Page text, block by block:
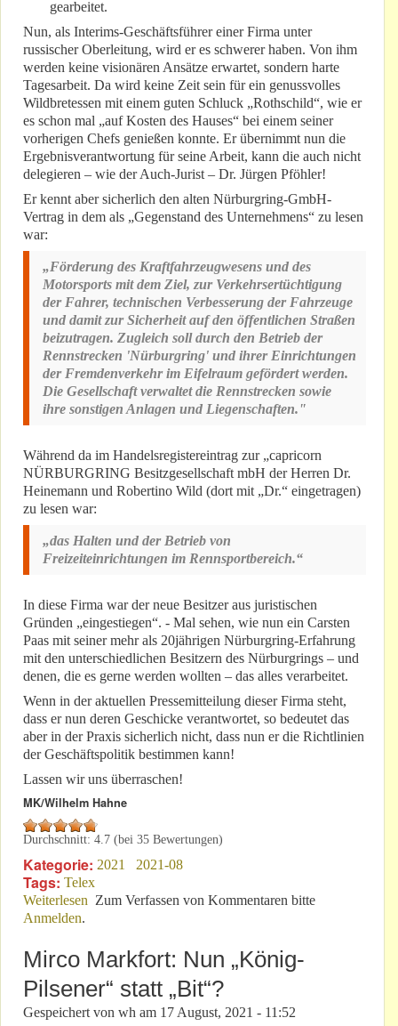
gearbeitet.
Nun, als Interims-Geschäftsführer einer Firma unter
russischer Oberleitung, wird er es schwerer haben. Von ihm
werden keine visionären Ansätze erwartet, sondern harte
Tagesarbeit. Da wird keine Zeit sein für ein genussvolles
Wildbretessen mit einem guten Schluck „Rothschild“, wie er
es schon mal „auf Kosten des Hauses“ bei einem seiner
vorherigen Chefs genießen konnte. Er übernimmt nun die
Ergebnisverantwortung für seine Arbeit, kann die auch nicht
delegieren – wie der Auch-Jurist – Dr. Jürgen Pföhler!
Er kennt aber sicherlich den alten Nürburgring-GmbH-
Vertrag in dem als „Gegenstand des Unternehmens“ zu lesen
war:
„Förderung des Kraftfahrzeugwesens und des
Motorsports mit dem Ziel, zur Verkehrsertüchtigung
der Fahrer, technischen Verbesserung der Fahrzeuge
und damit zur Sicherheit auf den öffentlichen Straßen
beizutragen. Zugleich soll durch den Betrieb der
Rennstrecken 'Nürburgring' und ihrer Einrichtungen
der Fremdenverkehr im Eifelraum gefördert werden.
Die Gesellschaft verwaltet die Rennstrecken sowie
ihre sonstigen Anlagen und Liegenschaften."
Während da im Handelsregistereintrag zur „capricorn
NÜRBURGRING Besitzgesellschaft mbH der Herren Dr.
Heinemann und Robertino Wild (dort mit „Dr.“ eingetragen)
zu lesen war:
„das Halten und der Betrieb von
Freizeiteinrichtungen im Rennsportbereich.“
In diese Firma war der neue Besitzer aus juristischen
Gründen „eingestiegen“. - Mal sehen, wie nun ein Carsten
Paas mit seiner mehr als 20jährigen Nürburgring-Erfahrung
mit den unterschiedlichen Besitzern des Nürburgrings – und
denen, die es gerne werden wollten – das alles verarbeitet.
Wenn in der aktuellen Pressemitteilung dieser Firma steht,
dass er nun deren Geschicke verantwortet, so bedeutet das
aber in der Praxis sicherlich nicht, dass nun er die Richtlinien
der Geschäftspolitik bestimmen kann!
Lassen wir uns überraschen!
MK/Wilhelm Hahne
Durchschnitt: 4.7 (bei 35 Bewertungen)
Kategorie: 2021 2021-08
Tags: Telex
Weiterlesen über Nürburgring-Geschäftsführung nun „Paas“-
Zum Verfassen von Kommentaren bitte
Anmelden.
Mirco Markfort: Nun „König-
Pilsener“ statt „Bit“?
Gespeichert von wh am 17 August, 2021 - 11:52